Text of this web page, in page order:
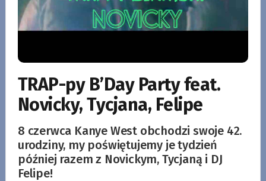
TRAP-py B’Day Party feat.
Novicky, Tycjana, Felipe
8 czerwca Kanye West obchodzi swoje 42.
urodziny, my poświętujemy je tydzień
później razem z Novickym, Tycjaną i DJ
Felipe!